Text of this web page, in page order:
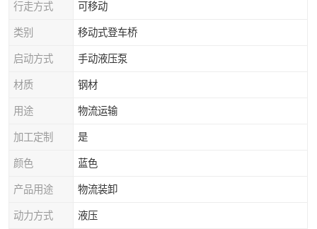
行走方式 可移动
类别 移动式登车桥
启动方式 手动液压泵
材质 钢材
用途 物流运输
加工定制 是
颜色 蓝色
产品用途 物流装卸
动力方式 液压